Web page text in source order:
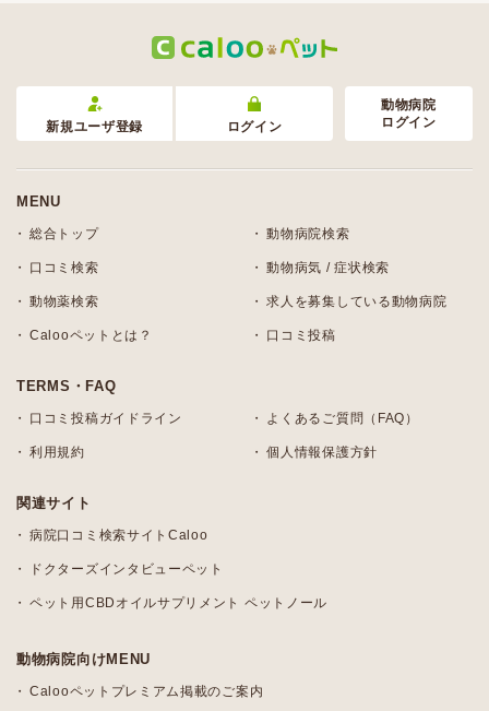
新規ユーザ登録 ログイン
動物病院
ログイン
MENU
総合トップ 動物病院検索
口コミ検索 動物病気 / 症状検索
動物薬検索 求人を募集している動物病院
Calooペットとは？ 口コミ投稿
TERMS・FAQ
口コミ投稿ガイドライン よくあるご質問（FAQ）
利用規約 個人情報保護方針
関連サイト
病院口コミ検索サイトCaloo
ドクターズインタビューペット
ペット用CBDオイルサプリメント ペットノール
動物病院向けMENU
Calooペットプレミアム掲載のご案内